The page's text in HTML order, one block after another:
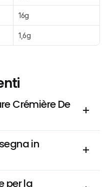
16g
1,6g
Crémière De
in
per la